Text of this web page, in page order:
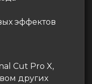
эффектов
Cut Pro X,
других